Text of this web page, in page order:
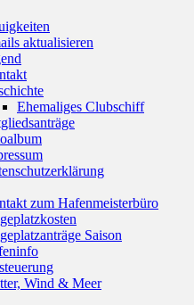
aktualisieren
Ehemaliges Clubschiff
zum Hafenmeisterbüro
Saison
Wind & Meer